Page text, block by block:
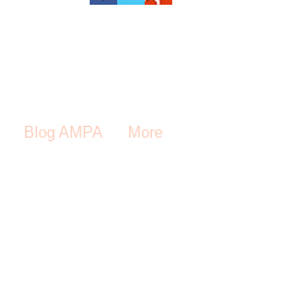
Blog AMPA More